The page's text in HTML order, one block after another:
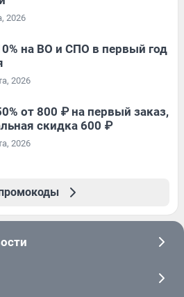
2026
на ВО и СПО в первый год
2026
от 800 ₽ на первый заказ,
скидка 600 ₽
2026